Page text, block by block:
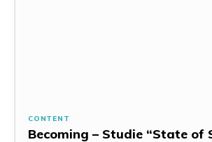
CONTENT
Becoming – Studie “State of